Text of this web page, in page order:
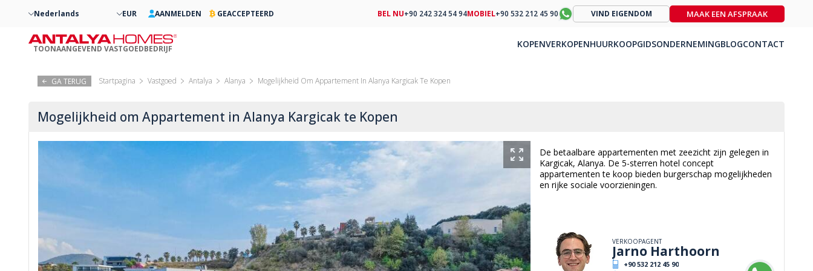
GA TERUG Startpagina Vastgoed Antalya Alanya Mogelijkheid Om Appartement In Alanya Kargicak Te Kopen
Mogelijkheid om Appartement in Alanya Kargicak te Kopen
De betaalbare appartementen met zeezicht zijn gelegen in
Kargicak, Alanya. De 5-sterren hotel concept
appartementen te koop bieden burgerschap mogelijkheden
en rijke sociale voorzieningen.
VERKOOPAGENT
Jarno Harthoorn
+90 532 212 45 90
Nederlands EUR AANMELDEN GEACCEPTEERD
TOONAANGEVEND VASTGOEDBEDRIJF
BEL NU+90 242 324 54 94MOBIEL+90 532 212 45 90 VIND EIGENDOM MAAK EEN AFSPRAAK
KOPENVERKOPENHUURKOOPGIDSONDERNEMINGBLOGCONTACT